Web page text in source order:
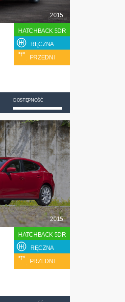
2015
HATCHBACK 5DR
RĘCZNA
PRZEDNI
DOSTĘPNOŚĆ
2015
HATCHBACK 5DR
RĘCZNA
PRZEDNI